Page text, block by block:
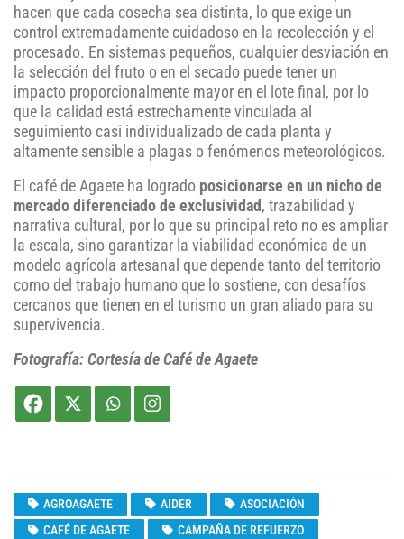
hacen que cada cosecha sea distinta, lo que exige un
control extremadamente cuidadoso en la recolección y el
procesado. En sistemas pequeños, cualquier desviación en
la selección del fruto o en el secado puede tener un
impacto proporcionalmente mayor en el lote final, por lo
que la calidad está estrechamente vinculada al
seguimiento casi individualizado de cada planta y
altamente sensible a plagas o fenómenos meteorológicos.
El café de Agaete ha logrado posicionarse en un nicho de
mercado diferenciado de exclusividad , trazabilidad y
narrativa cultural, por lo que su principal reto no es ampliar
la escala, sino garantizar la viabilidad económica de un
modelo agrícola artesanal que depende tanto del territorio
como del trabajo humano que lo sostiene, con desafíos
cercanos que tienen en el turismo un gran aliado para su
supervivencia.
Fotografía: Cortesía de Café de Agaete
AGROAGAETE AIDER
ASOCIACIÓN
CAFÉ DE AGAETE
CAMPAÑA DE REFUERZO